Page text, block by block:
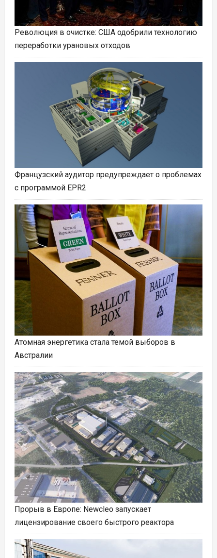
Революция в очистке: США одобрили технологию
переработки урановых отходов
Французский аудитор предупреждает о проблемах
с программой EPR2
Атомная энергетика стала темой выборов в
Австралии
Прорыв в Европе: Newcleo запускает
лицензирование своего быстрого реактора